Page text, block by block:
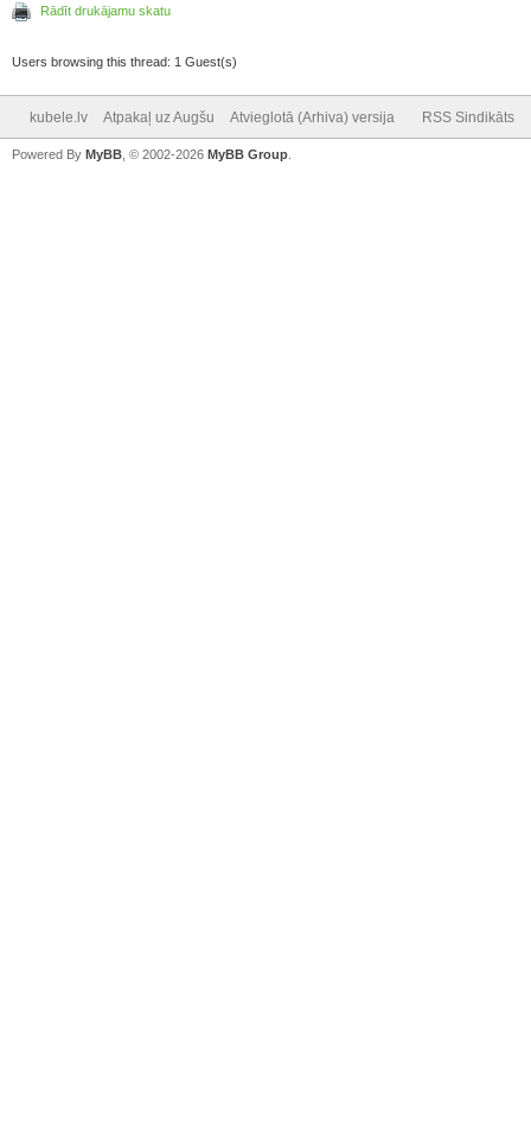
Rādīt drukājamu skatu
Users browsing this thread: 1 Guest(s)
kubele.lv Atpakaļ uz Augšu Atvieglotā (Arhiva) versija RSS Sindikāts
Powered By MyBB , © 2002-2026 MyBB Group